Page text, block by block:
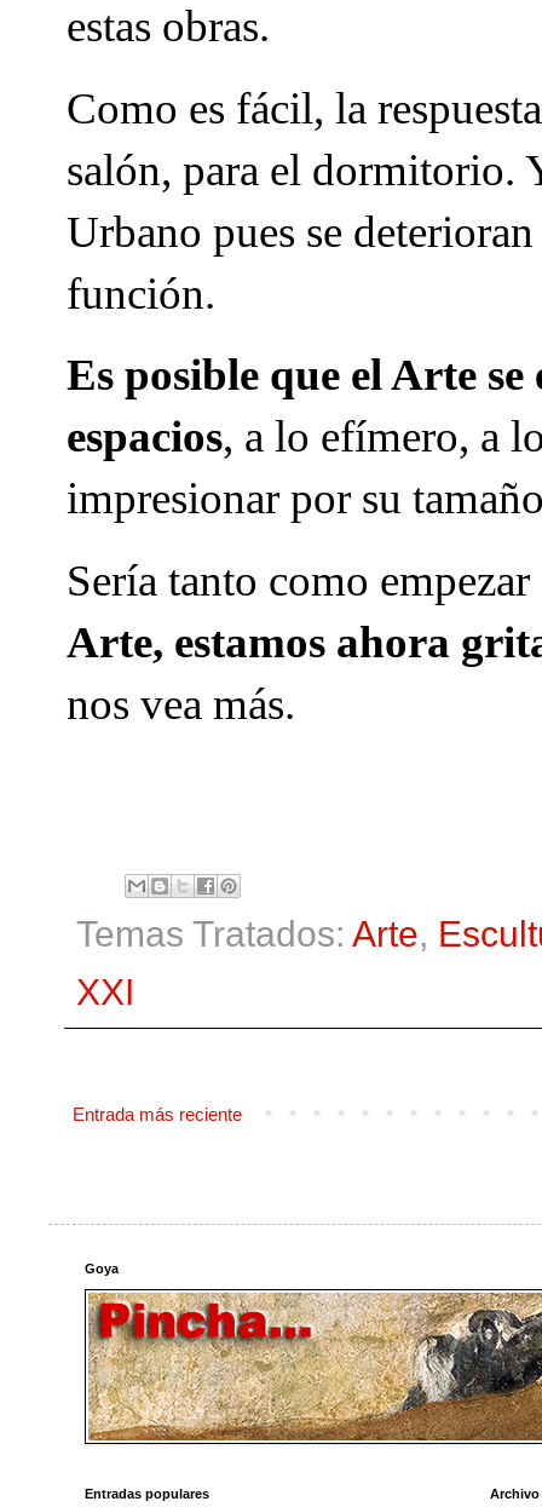
estas obras.
Como es fácil, la
salón, para el dormitorio.
Urbano pues se
función.
Es posible que el Arte
espacios, a lo efímero, a
impresionar por su
Sería tanto como
Arte, estamos ahora
nos vea más.
Temas Tratados: Arte,
XXI
Entrada más reciente
Goya
Entradas populares